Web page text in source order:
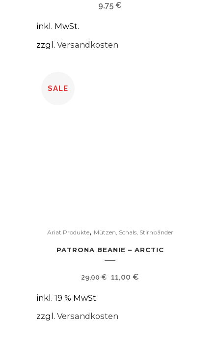
Die
können
Produktseite
9,75 €
inkl. MwSt.
zzgl. Versandkosten
SALE
Ariat Produkte, Mützen, Schals, Stirnbänder
PATRONA BEANIE – ARCTIC
29,00€ Ursprünglicher
29,00 €
11,00 €
inkl. 19 % MwSt.
zzgl. Versandkosten